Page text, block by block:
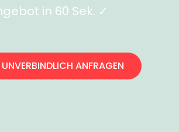
in 60 Sek. ✓
ANFRAGEN